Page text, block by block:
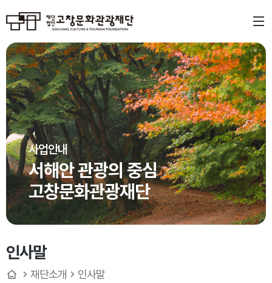
사업안내
서해안 관광의 중심
고창문화관광재단
인사말
재단소개 인사말